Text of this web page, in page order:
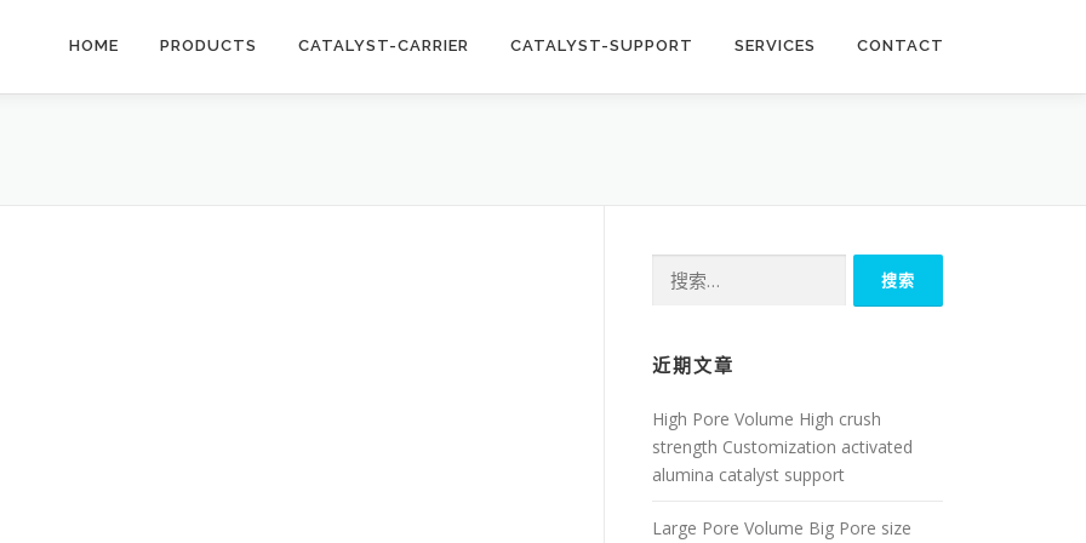
HOME PRODUCTS CATALYST-CARRIER CATALYST-SUPPORT SERVICES CONTACT
索：
近期文章
High Pore Volume High crush
strength Customization activated
alumina catalyst support
Large Pore Volume Big Pore size